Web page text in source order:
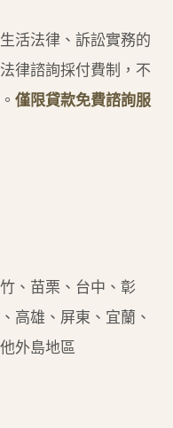
活法律、訴訟實務的
律諮詢採付費制，不
僅限貸款免費諮詢服
、苗栗、台中、彰
高雄、屏東、宜蘭、
外島地區